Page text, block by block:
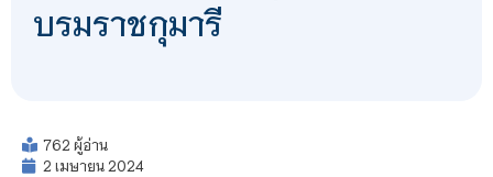
บรมราชกุมารี
762 ผู้อ่าน
2 เมษายน 2024